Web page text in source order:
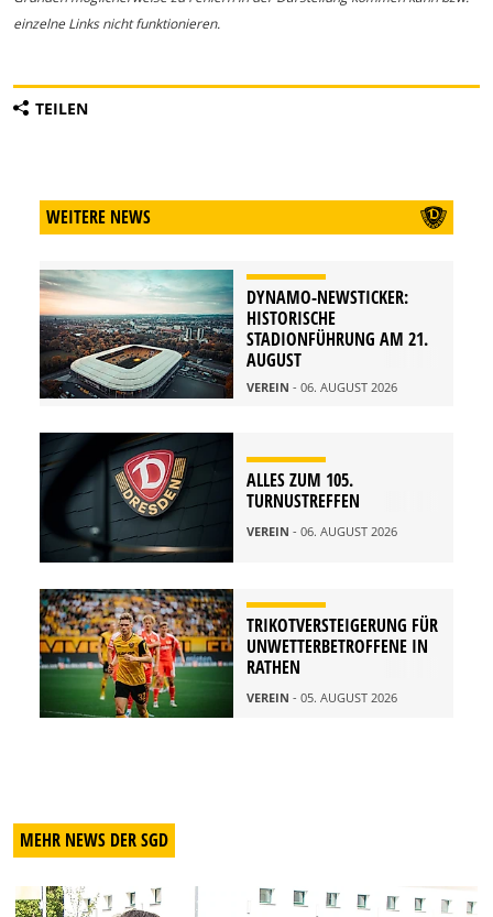
einzelne Links nicht funktionieren.
TEILEN
WEITERE NEWS
DYNAMO-NEWSTICKER:
HISTORISCHE
STADIONFÜHRUNG AM 21.
AUGUST
VEREIN - 06. AUGUST 2026
ALLES ZUM 105.
TURNUSTREFFEN
VEREIN - 06. AUGUST 2026
TRIKOTVERSTEIGERUNG FÜR
UNWETTERBETROFFENE IN
RATHEN
VEREIN - 05. AUGUST 2026
MEHR NEWS DER SGD